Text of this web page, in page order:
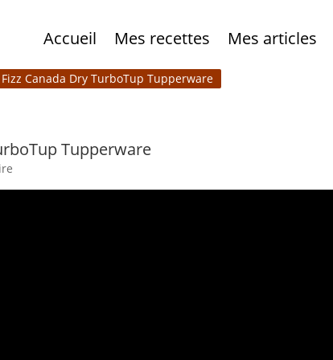
Accueil Mes recettes Mes articles
Canada Dry TurboTup Tupperware
Tupperware